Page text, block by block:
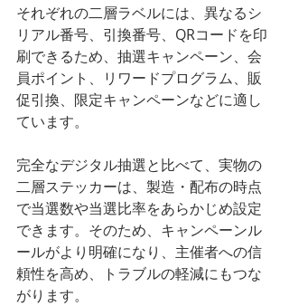
それぞれの二層ラベルには、異なるシ
リアル番号、引換番号、QRコードを印
刷できるため、抽選キャンペーン、会
員ポイント、リワードプログラム、販
促引換、限定キャンペーンなどに適し
ています。
完全なデジタル抽選と比べて、実物の
二層ステッカーは、製造・配布の時点
で当選数や当選比率をあらかじめ設定
できます。そのため、キャンペーンル
ールがより明確になり、主催者への信
頼性を高め、トラブルの軽減にもつな
がります。